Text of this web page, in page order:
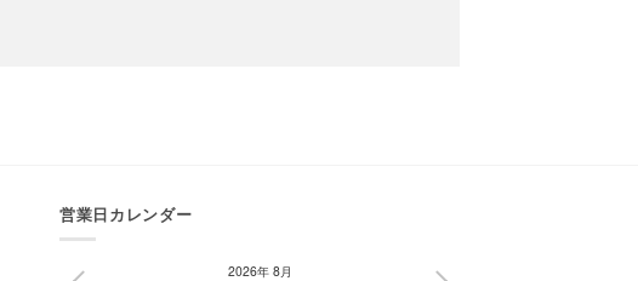
営業日カレンダー
2026年 8月